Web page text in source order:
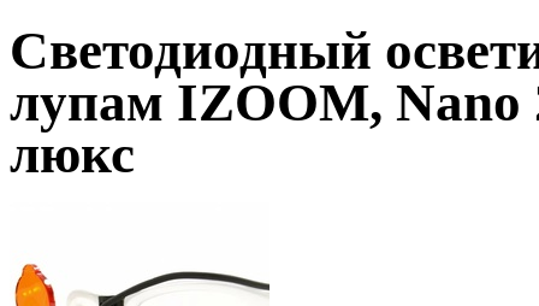
Светодиодный
лупам IZOOM, Nano
люкс